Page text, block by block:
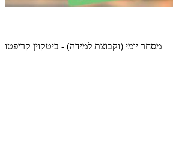
מסחר יומי (וקבוצת למידה) - ביטקוין קריפטו